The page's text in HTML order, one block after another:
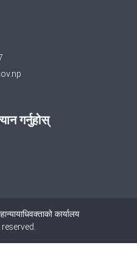
गर्नुहोस्
कार्यालय